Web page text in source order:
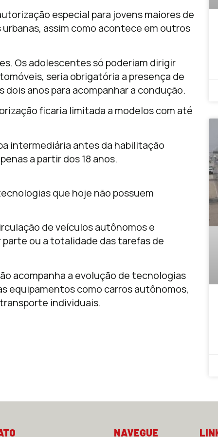
especial para jovens maiores de
assim como acontece em outros
Os adolescentes só poderiam dirigir
seria obrigatória a presença de
anos para acompanhar a condução.
ficaria limitada a modelos com até
intermediária antes da habilitação
a partir dos 18 anos.
que hoje não possuem
de veículos autônomos e
ou a totalidade das tarefas de
acompanha a evolução de tecnologias
equipamentos como carros autônomos,
individuais.
NAVEGUE